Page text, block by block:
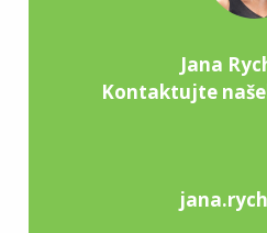
Jana
Kontaktujte